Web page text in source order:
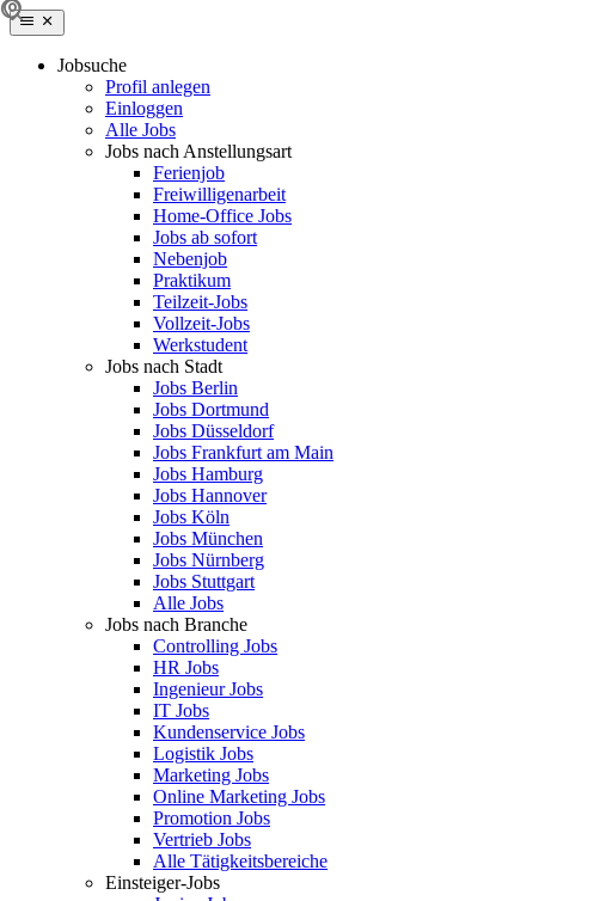
Jobsuche
Profil anlegen
Einloggen
Alle Jobs
Jobs nach Anstellungsart
Ferienjob
Freiwilligenarbeit
Home-Office Jobs
Jobs ab sofort
Nebenjob
Praktikum
Teilzeit-Jobs
Vollzeit-Jobs
Werkstudent
Jobs nach Stadt
Jobs Berlin
Jobs Dortmund
Jobs Düsseldorf
Jobs Frankfurt am Main
Jobs Hamburg
Jobs Hannover
Jobs Köln
Jobs München
Jobs Nürnberg
Jobs Stuttgart
Alle Jobs
Jobs nach Branche
Controlling Jobs
HR Jobs
Ingenieur Jobs
IT Jobs
Kundenservice Jobs
Logistik Jobs
Marketing Jobs
Online Marketing Jobs
Promotion Jobs
Vertrieb Jobs
Alle Tätigkeitsbereiche
Einsteiger-Jobs